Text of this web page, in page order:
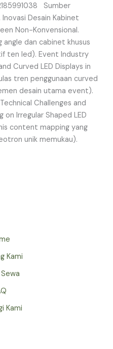
Sumber
Desain Kabinet
Non-Konvensional.
angle dan cabinet khusus
ten led). Event Industry
Curved LED Displays in
tren penggunaan curved
desain utama event).
Challenges and
Irregular Shaped LED
content mapping yang
unik memukau).
Kami
Kami